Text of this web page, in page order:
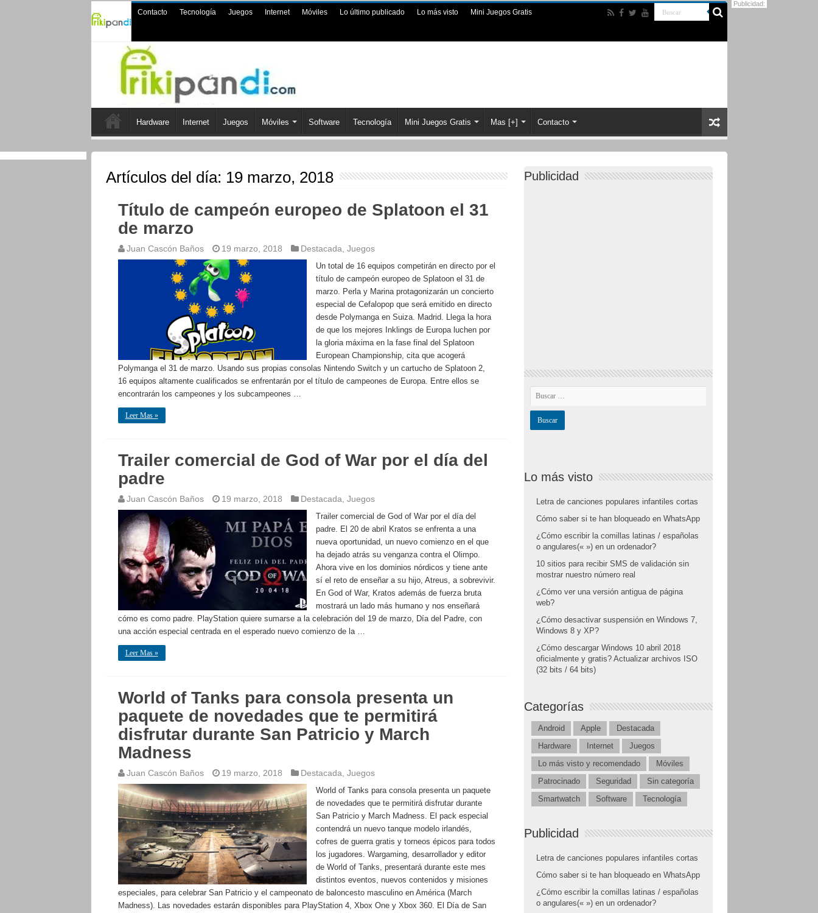
Contacto Tecnología Juegos Internet Móviles Lo último publicado Lo más visto Mini Juegos Gratis
Hardware Internet Juegos Móviles Software Tecnología Mini Juegos Gratis Mas [+] Contacto
Artículos del día: 19 marzo, 2018
Título de campeón europeo de Splatoon el 31
de marzo
Juan Cascón Baños 19 marzo, 2018 Destacada Juegos
Un total de 16 equipos competirán en directo por el
título de campeón europeo de Splatoon el 31 de
marzo. Perla y Marina protagonizarán un concierto
especial de Cefalopop que será emitido en directo
desde Polymanga en Suiza. Madrid. Llega la hora
de que los mejores Inklings de Europa luchen por
la gloria máxima en la fase final del Splatoon
European Championship, cita que acogerá
Polymanga el 31 de marzo. Usando sus propias consolas Nintendo Switch y un cartucho de Splatoon 2,
16 equipos altamente cualificados se enfrentarán por el título de campeones de Europa. Entre ellos se
encontrarán los campeones y los subcampeones …
Leer Mas »
Trailer comercial de God of War por el día del
padre
Juan Cascón Baños 19 marzo, 2018 Destacada Juegos
Trailer comercial de God of War por el día del
padre. El 20 de abril Kratos se enfrenta a una
nueva oportunidad, un nuevo comienzo en el que
ha dejado atrás su venganza contra el Olimpo.
Ahora vive en los dominios nórdicos y tiene ante
sí el reto de enseñar a su hijo, Atreus, a sobrevivir.
En God of War, Kratos además de fuerza bruta
mostrará un lado más humano y nos enseñará
cómo es como padre. PlayStation quiere sumarse a la celebración del 19 de marzo, Día del Padre, con
una acción especial centrada en el esperado nuevo comienzo de la …
Leer Mas »
World of Tanks para consola presenta un
paquete de novedades que te permitirá
disfrutar durante San Patricio y March
Madness
Juan Cascón Baños 19 marzo, 2018 Destacada Juegos
World of Tanks para consola presenta un paquete
de novedades que te permitirá disfrutar durante
San Patricio y March Madness. El pack especial
contendrá un nuevo tanque modelo irlandés,
cofres de guerra gratis y torneos épicos para todos
los jugadores. Wargaming, desarrollador y editor
de World of Tanks, presentará durante este mes
distintos eventos, nuevos contenidos y misiones
especiales, para celebrar San Patricio y el campeonato de baloncesto masculino en América (March
Madness). Las novedades estarán disponibles para PlayStation 4, Xbox One y Xbox 360. El Día de San
Publicidad
Lo más visto
Letra de canciones populares infantiles cortas
Cómo saber si te han bloqueado en WhatsApp
¿Cómo escribir la comillas latinas / españolas
o angulares(« ») en un ordenador?
10 sitios para recibir SMS de validación sin
mostrar nuestro número real
¿Cómo ver una versión antigua de página
web?
¿Cómo desactivar suspensión en Windows 7,
Windows 8 y XP?
¿Cómo descargar Windows 10 abril 2018
oficialmente y gratis? Actualizar archivos ISO
(32 bits / 64 bits)
Categorías
Android Apple
Destacada
Hardware
Internet
Juegos
Lo más visto y recomendado
Móviles
Patrocinado
Seguridad
Sin categoría
Smartwatch
Software Tecnología
Publicidad
Letra de canciones populares infantiles cortas
Cómo saber si te han bloqueado en WhatsApp
¿Cómo escribir la comillas latinas / españolas
o angulares(« ») en un ordenador?
Publicidad: